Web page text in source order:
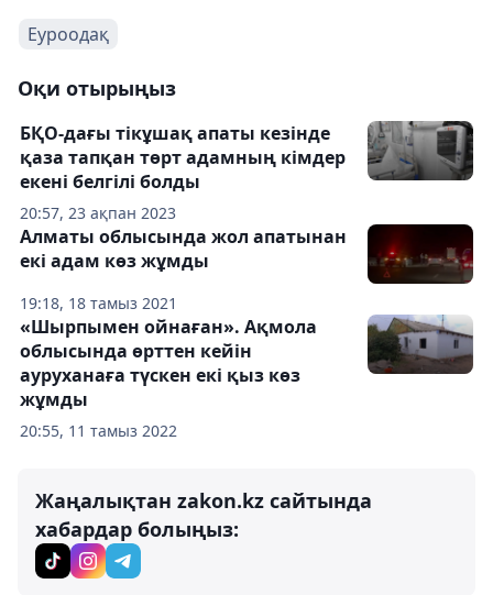
Еуроодақ
Оқи отырыңыз
20:57, 23 ақпан 2023
БҚО-дағы тікұшақ апаты кезінде
қаза тапқан төрт адамның кімдер
екені белгілі болды
19:18, 18 тамыз 2021
Алматы облысында жол апатынан
екі адам көз жұмды
20:55, 11 тамыз 2022
«Шырпымен ойнаған». Ақмола
облысында өрттен кейін
ауруханаға түскен екі қыз көз
жұмды
Жаңалықтан zakon.kz сайтында
хабардар болыңыз: